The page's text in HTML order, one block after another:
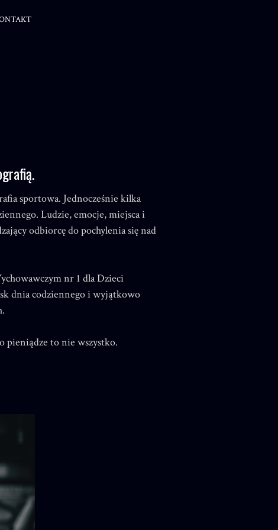
sportowa. Jednocześnie kilka
Ludzie, emocje, miejsca i
odbiorcę do pochylenia się nad
nr 1 dla Dzieci
dnia codziennego i wyjątkowo
pieniądze to nie wszystko.